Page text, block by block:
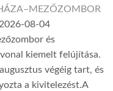
08-04
és
kiemelt felújítása.
végéig tart, és
a kivitelezést.A